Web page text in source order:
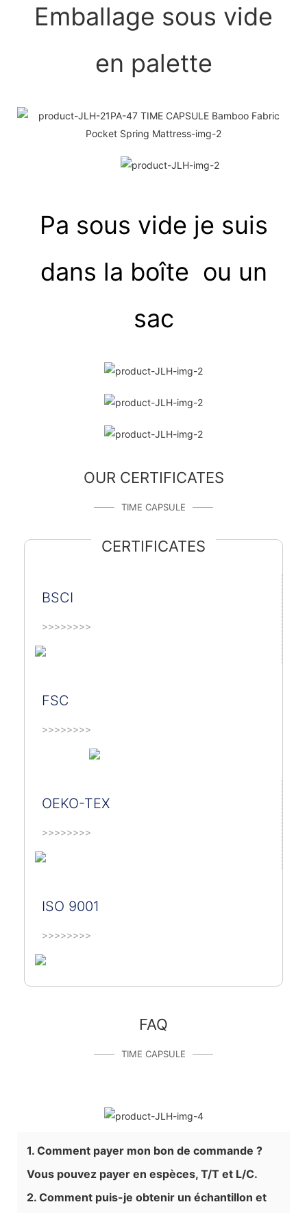
Emballage sous vide
en palette
Pa sous vide je suis
dans la boîte ou un
sac
OUR CERTIFICATES
TIME CAPSULE
CERTIFICATES
BSCI
>>>>>>>>
FSC
>>>>>>>>
OEKO-TEX
>>>>>>>>
ISO 9001
>>>>>>>>
FAQ
TIME CAPSULE
1. Comment payer mon bon de commande ?
Vous pouvez payer en espèces, T/T et L/C.
2. Comment puis-je obtenir un échantillon et